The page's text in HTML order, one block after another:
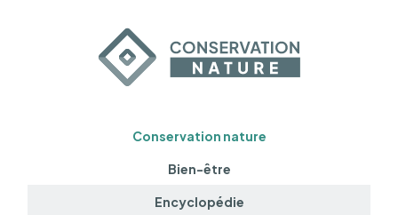
Conservation nature
Bien-être
Encyclopédie